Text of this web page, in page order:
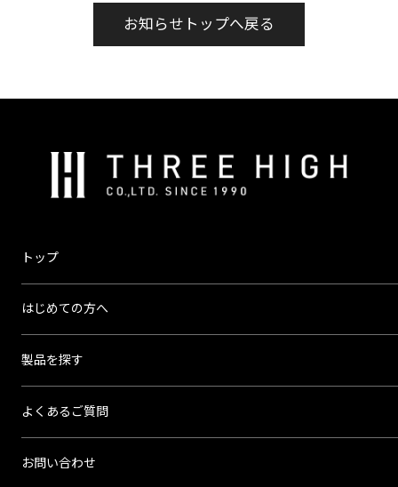
お知らせトップへ戻る
式
ス
ー
ハ
イ
トップ
はじめての方へ
製品を探す
よくあるご質問
お問い合わせ